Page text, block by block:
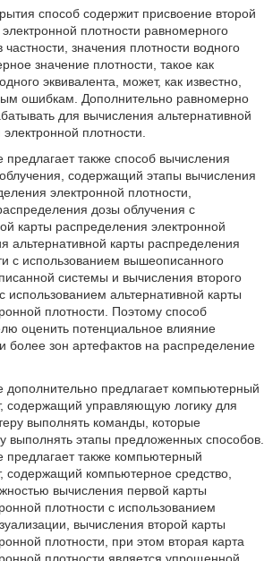
способ содержит присвоение второй
плотности равномерного
значения плотности водного
значение плотности, такое как
эквивалента, может, как известно,
ошибкам. Дополнительно равномерно
для вычисления альтернативной
плотности.
также способ вычисления
содержащий этапы вычисления
электронной плотности,
дозы облучения с
карты распределения электронной
альтернативной карты распределения
с использованием вышеописанного
системы и вычисления второго
использованием альтернативной карты
плотности. Поэтому способ
оценить потенциальное влияние
более зон артефактов на распределение
дополнительно предлагает компьютерный
содержащий управляющую логику для
выполнять команды, которые
выполнять этапы предложенных способов.
также компьютерный
содержащий компьютерное средство,
вычисления первой карты
плотности с использованием
вычисления второй карты
плотности, при этом вторая карта